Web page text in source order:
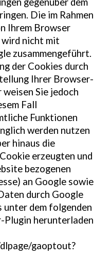
Die im Rahmen
Ihrem Browser
nicht mit
zusammengeführt.
der Cookies durch
Ihrer Browser-
Sie jedoch
Fall
Funktionen
werden nutzen
hinaus die
erzeugten und
bezogenen
an Google sowie
durch Google
unter dem folgenden
Plugin herunterladen
gaoptout?